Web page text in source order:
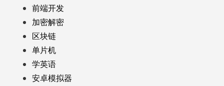
前端开发
加密解密
区块链
单片机
学英语
安卓模拟器